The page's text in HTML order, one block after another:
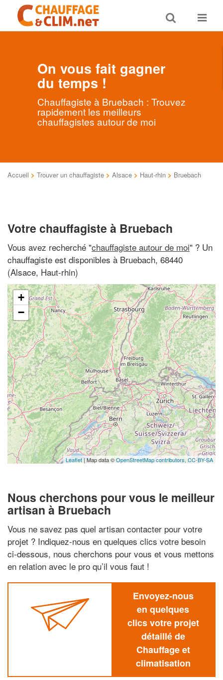
Toggle
search
Toggle
On vous fait gagner
du temps !
Chauffagiste à Bruebach : Trouvez
rapidement les meilleurs
chauffagistes autour de moi
Accueil > Trouver un chauffagiste > Alsace > Haut-rhin > Bruebach
Votre chauffagiste à Bruebach
Vous avez recherché "chauffagiste autour de moi" ? Un
chauffagiste est disponibles à Bruebach, 68440
(Alsace, Haut-rhin)
+
−
Leaflet | Map data ©OpenStreetMap contributors, CC-BY-SA
Nous cherchons pour vous le meilleur
artisan à Bruebach
Vous ne savez pas quel artisan contacter pour votre
projet ? Indiquez-nous en quelques clics votre besoin
ci-dessous, nous cherchons pour vous et vous mettons
en relation avec le pro qu’il vous faut !
Envoyez-nous
en quelques
clics votre projet
détaillé de
Chauffage et
climatisation